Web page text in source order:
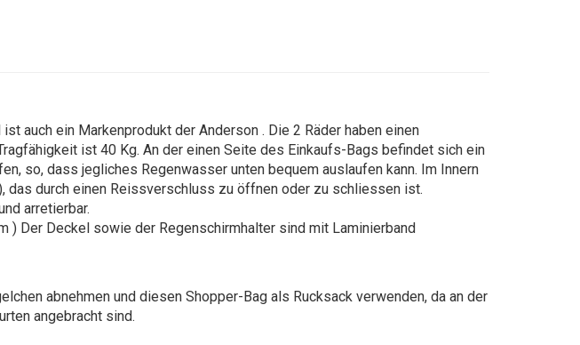
auch ein Markenprodukt der Anderson . Die 2 Räder haben einen
ist 40 Kg. An der einen Seite des Einkaufs-Bags befindet sich ein
so, dass jegliches Regenwasser unten bequem auslaufen kann. Im Innern
das durch einen Reissverschluss zu öffnen oder zu schliessen ist.
arretierbar.
Der Deckel sowie der Regenschirmhalter sind mit Laminierband
abnehmen und diesen Shopper-Bag als Rucksack verwenden, da an der
angebracht sind.